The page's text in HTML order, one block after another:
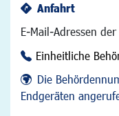
Anfahrt
E-Mail-Adressen
Einheitliche
Die
Endgeräten